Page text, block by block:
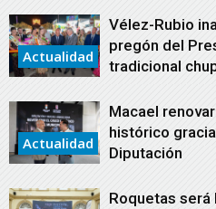
Actualidad
Vélez-Rubio
pregón del
tradicional
Actualidad
Macael
histórico
Diputación
Roquetas será